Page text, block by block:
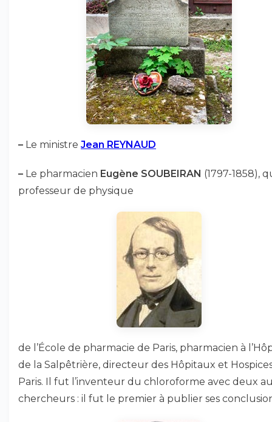
– Le ministre Jean REYNAUD
– Le pharmacien Eugène SOUBEIRAN (1797-1858),
professeur de physique
de l’École de pharmacie de Paris, pharmacien à
de la Salpêtrière, directeur des Hôpitaux et
Paris. Il fut l’inventeur du chloroforme avec deux
chercheurs : il fut le premier à publier ses